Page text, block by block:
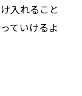
入れること
ていけるよ